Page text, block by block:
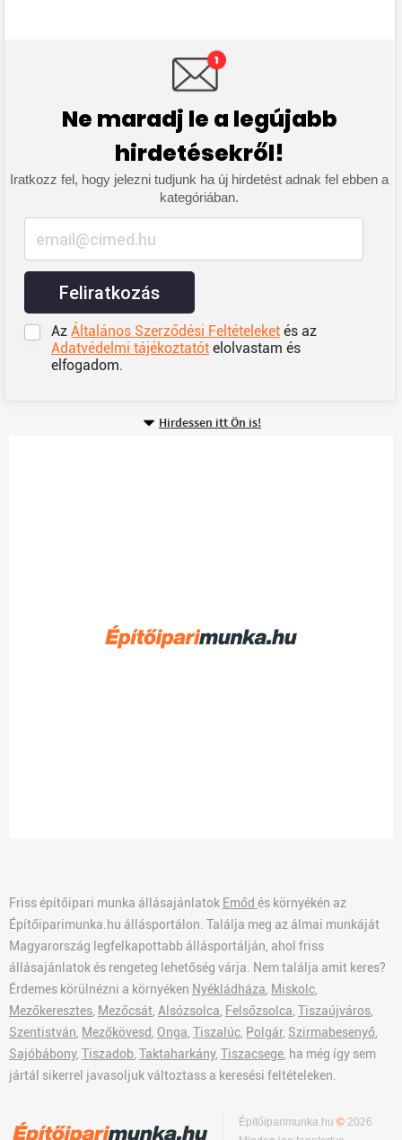
Ne maradj le a legújabb
hirdetésekről!
Iratkozz fel, hogy jelezni tudjunk ha új hirdetést adnak fel ebben a
kategóriában.
Feliratkozás
AzÁltalános Szerződési Feltételeket és az
Adatvédelmi tájékoztatót elolvastam és
elfogadom.
Hirdessen itt Ön is!
Friss építőipari munka állásajánlatok Emőd és környékén az
Építőiparimunka.hu állásportálon. Találja meg az álmai munkáját
Magyarország legfelkapottabb állásportálján, ahol friss
állásajánlatok és rengeteg lehetőség várja. Nem találja amit keres?
Érdemes körülnézni a környéken Nyékládháza Miskolc
Mezőkeresztes Mezőcsát Alsózsolca Felsőzsolca Tiszaújváros
Szentistván Mezőkövesd Onga Tiszalúc Polgár, Szirmabesenyő
Sajóbábony, Tiszadob Taktaharkány, Tiszacsege , ha még így sem
jártál sikerrel javasoljuk változtass a keresési feltételeken.
Építőiparimunka.hu© 2026